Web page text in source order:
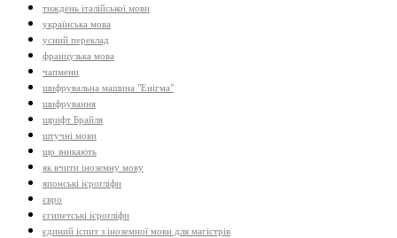
тиждень італійської мови
українська мова
усний переклад
французька мова
чапмени
шифрувальна машина "Енігма"
шифрування
шрифт Брайля
штучні мови
що зникають
як вчити іноземну мову
японські ієрогліфи
євро
єгипетські ієрогліфи
єдиний іспит з іноземної мови для магістрів